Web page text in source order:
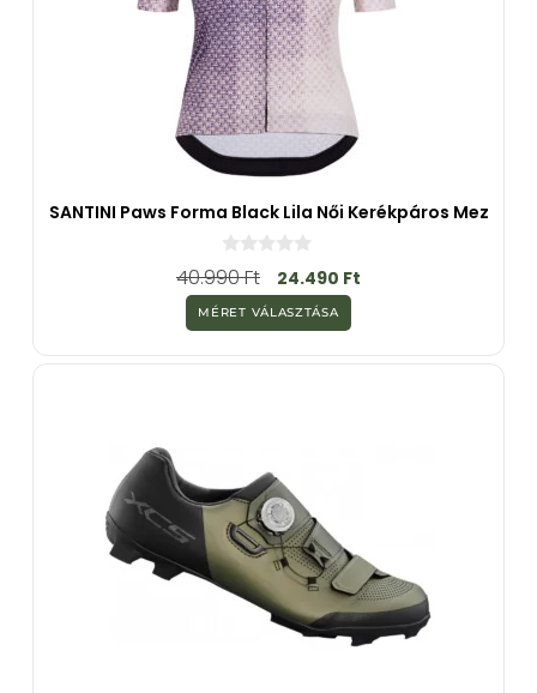
SANTINI Paws Forma Black Lila Női Kerékpáros Mez
0
a
5
-
b
ő
40.990Ft 24.490 Ft
MÉRET VÁLASZTÁSA